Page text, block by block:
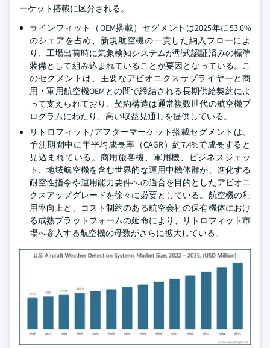
ーケット搭載に区分される。
ラインフィット（OEM搭載）セグメントは2025年に53.6%
のシェアを占め、新規航空機の一貫した納入フローによ
り、工場出荷時に気象検知システムが型式認証済みの標準
装備として組み込まれていることが要因となっている。こ
のセグメントは、主要なアビオニクスサプライヤーと商
用・軍用航空機OEMとの間で締結される長期供給契約によ
って支えられており、契約構造は通常複数世代の航空機プ
ログラムにわたり、高い収益見通しを提供している。
リトロフィット/アフターマーケット搭載セグメントは、
予測期間中に年平均成長率（CAGR）約7.4%で成長すると
見込まれている。商用旅客機、軍用機、ビジネスジェッ
ト、地域航空機を含む世界的な運用中機体群が、進化する
耐空性指令や運用能力要件への適合を目的としたアビオニ
クスアップグレードを徐々に必要としている。航空機の利
用率向上と、コスト制約のある航空会社の保有機体におけ
る成熟プラットフォームの延命により、リトロフィット市
場へ参入する航空機の母数がさらに拡大している。